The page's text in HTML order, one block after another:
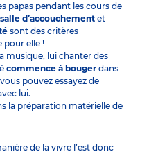
papas pendant les cours de
salle d’accouchement et
sont des critères
elle !
musique, lui chanter des
commence à bouger dans
pouvez essayez de
lui.
la préparation matérielle de
de la vivre l’est donc